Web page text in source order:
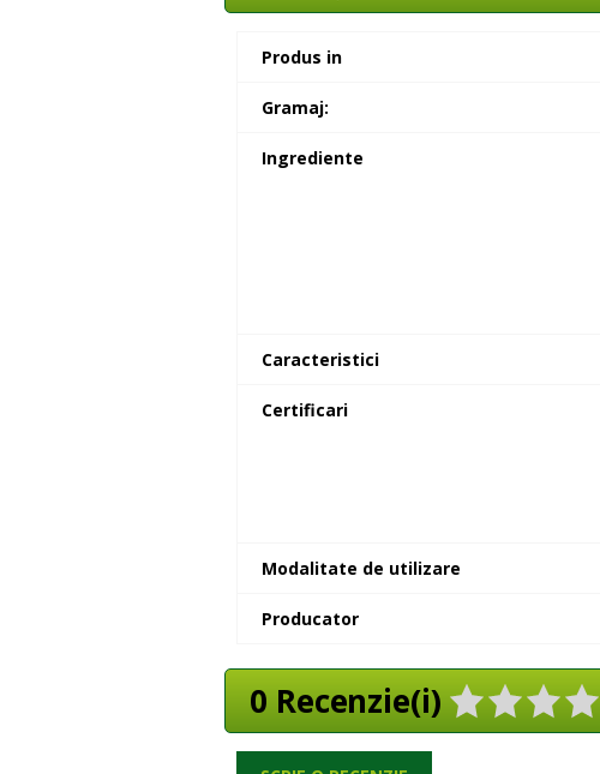
Produs in
Gramaj:
Ingrediente
Caracteristici
Certificari
Modalitate de utilizare
Producator
0 Recenzie(i)